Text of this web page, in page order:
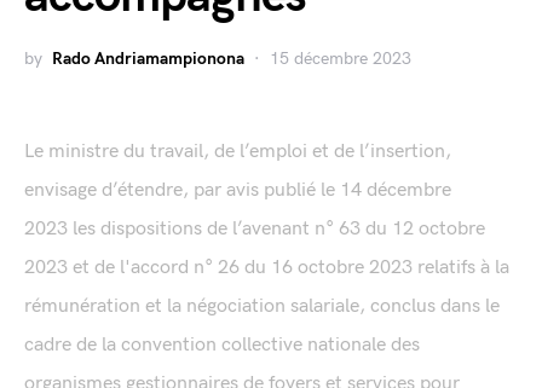
by Rado Andriamampionona 15 décembre 2023
Le ministre du travail, de l’emploi et de l’insertion,
envisage d’étendre, par avis publié le 14 décembre
2023 les dispositions de l’avenant n° 63 du 12 octobre
2023 et de l'accord n° 26 du 16 octobre 2023 relatifs à la
rémunération et la négociation salariale, conclus dans le
cadre de la convention collective nationale des